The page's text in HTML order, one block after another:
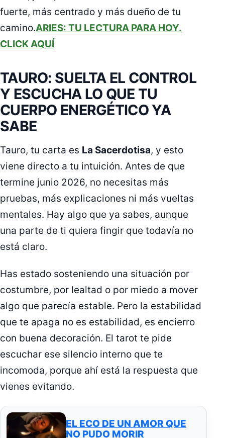
fuerte, más centrado y más dueño de tu
camino.ARIES: TU LECTURA PARA HOY.
CLICK AQUÍ
TAURO: SUELTA EL CONTROL
Y ESCUCHA LO QUE TU
CUERPO ENERGÉTICO YA
SABE
Tauro, tu carta es La Sacerdotisa, y esto
viene directo a tu intuición. Antes de que
termine junio 2026, no necesitas más
pruebas, más explicaciones ni más vueltas
mentales. Hay algo que ya sabes, aunque
una parte de ti quiera fingir que todavía no
está claro.
Has estado sosteniendo una situación por
costumbre, por lealtad o por miedo a mover
algo que parecía estable. Pero la estabilidad
que te apaga no es estabilidad, es encierro
con buena decoración. El tarot te pide
escuchar ese silencio interno que te
incomoda, porque ahí está la respuesta que
vienes evitando.
EL ECO DE UN AMOR QUE
NO PUDO MORIR